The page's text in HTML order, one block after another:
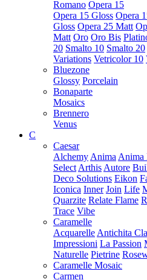
Romano Opera 15
Opera 15 Gloss Opera
Gloss Opera 25 Matt
Matt Oro Oro Bis
20 Smalto 10 Smalto 20
Variations Vetricolor 10
Bluezone
Glossy Porcelain
Bonaparte
Mosaics
Brennero
Venus
C
Caesar
Alchemy Anima Anima
Select Arthis Autore
Deco Solutions Eikon
Iconica Inner Join Life
Quarzite Relate Flame
Trace Vibe
Caramelle
Acquarelle Antichita
Impressioni La Passion
Naturelle Pietrine
Caramelle Mosaic
Carmen